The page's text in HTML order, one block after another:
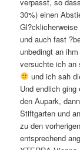
30%) einen
und auch fast
unbedingt an
versuchte ich an
und ich sah
Und endlich
den Aupark,
Stiftgarten und
zu den
entsprechend